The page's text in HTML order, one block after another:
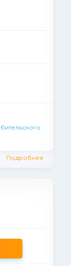
Подробнее